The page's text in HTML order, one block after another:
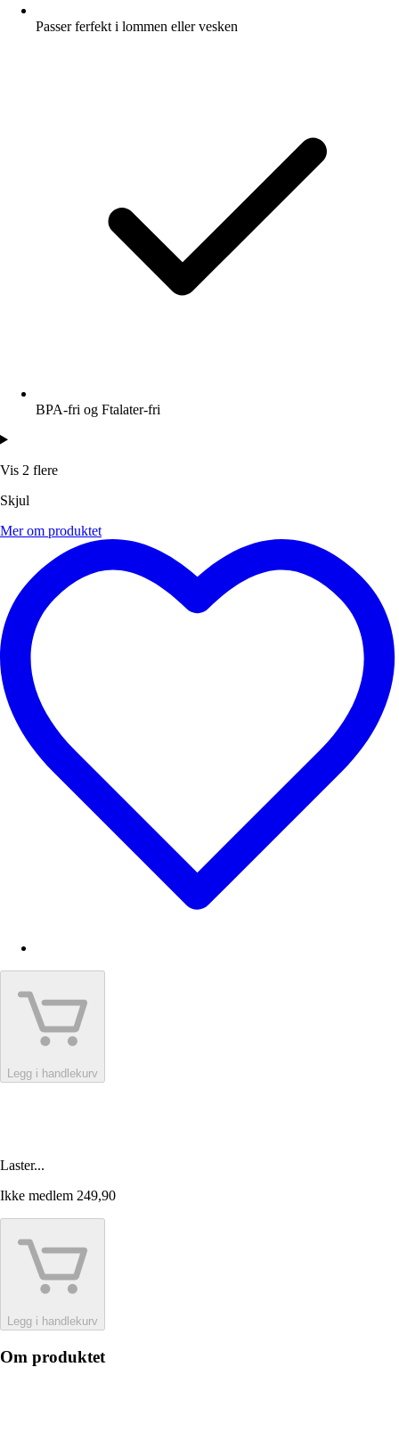
Passer ferfekt i lommen eller vesken
BPA-fri og Ftalater-fri
Vis 2 flere
Skjul
Mer om produktet
Legg i handlekurv
Laster...
Ikke medlem 249,90
Legg i handlekurv
Om produktet